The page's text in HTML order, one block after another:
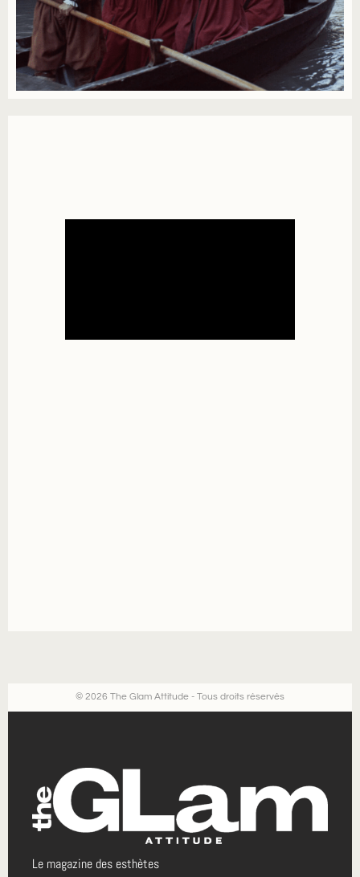
© 2026 The Glam Attitude - Tous droits réservés
Le magazine des esthètes